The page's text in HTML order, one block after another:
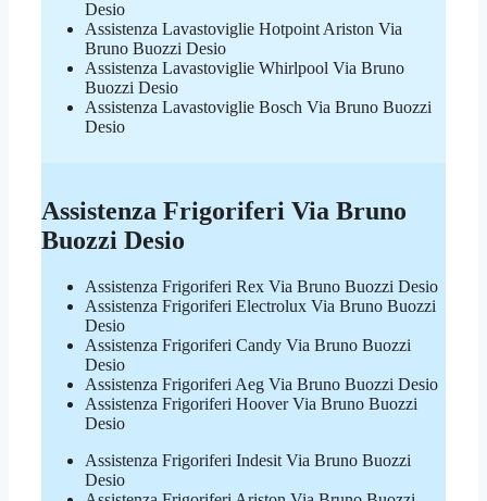
Desio
Assistenza Lavastoviglie Hotpoint Ariston Via
Bruno Buozzi Desio
Assistenza Lavastoviglie Whirlpool Via Bruno
Buozzi Desio
Assistenza Lavastoviglie Bosch Via Bruno Buozzi
Desio
Assistenza Frigoriferi Via Bruno
Buozzi Desio
Assistenza Frigoriferi Rex Via Bruno Buozzi Desio
Assistenza Frigoriferi Electrolux Via Bruno Buozzi
Desio
Assistenza Frigoriferi Candy Via Bruno Buozzi
Desio
Assistenza Frigoriferi Aeg Via Bruno Buozzi Desio
Assistenza Frigoriferi Hoover Via Bruno Buozzi
Desio
Assistenza Frigoriferi Indesit Via Bruno Buozzi
Desio